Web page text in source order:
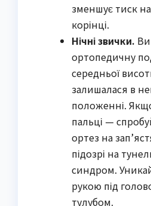
зменшує тиск
корінці.
Нічні звички.
ортопедичну
середньої
залишалася в
положенні.
пальці —
ортез на
підозрі на
синдром.
рукою під
тулубом.